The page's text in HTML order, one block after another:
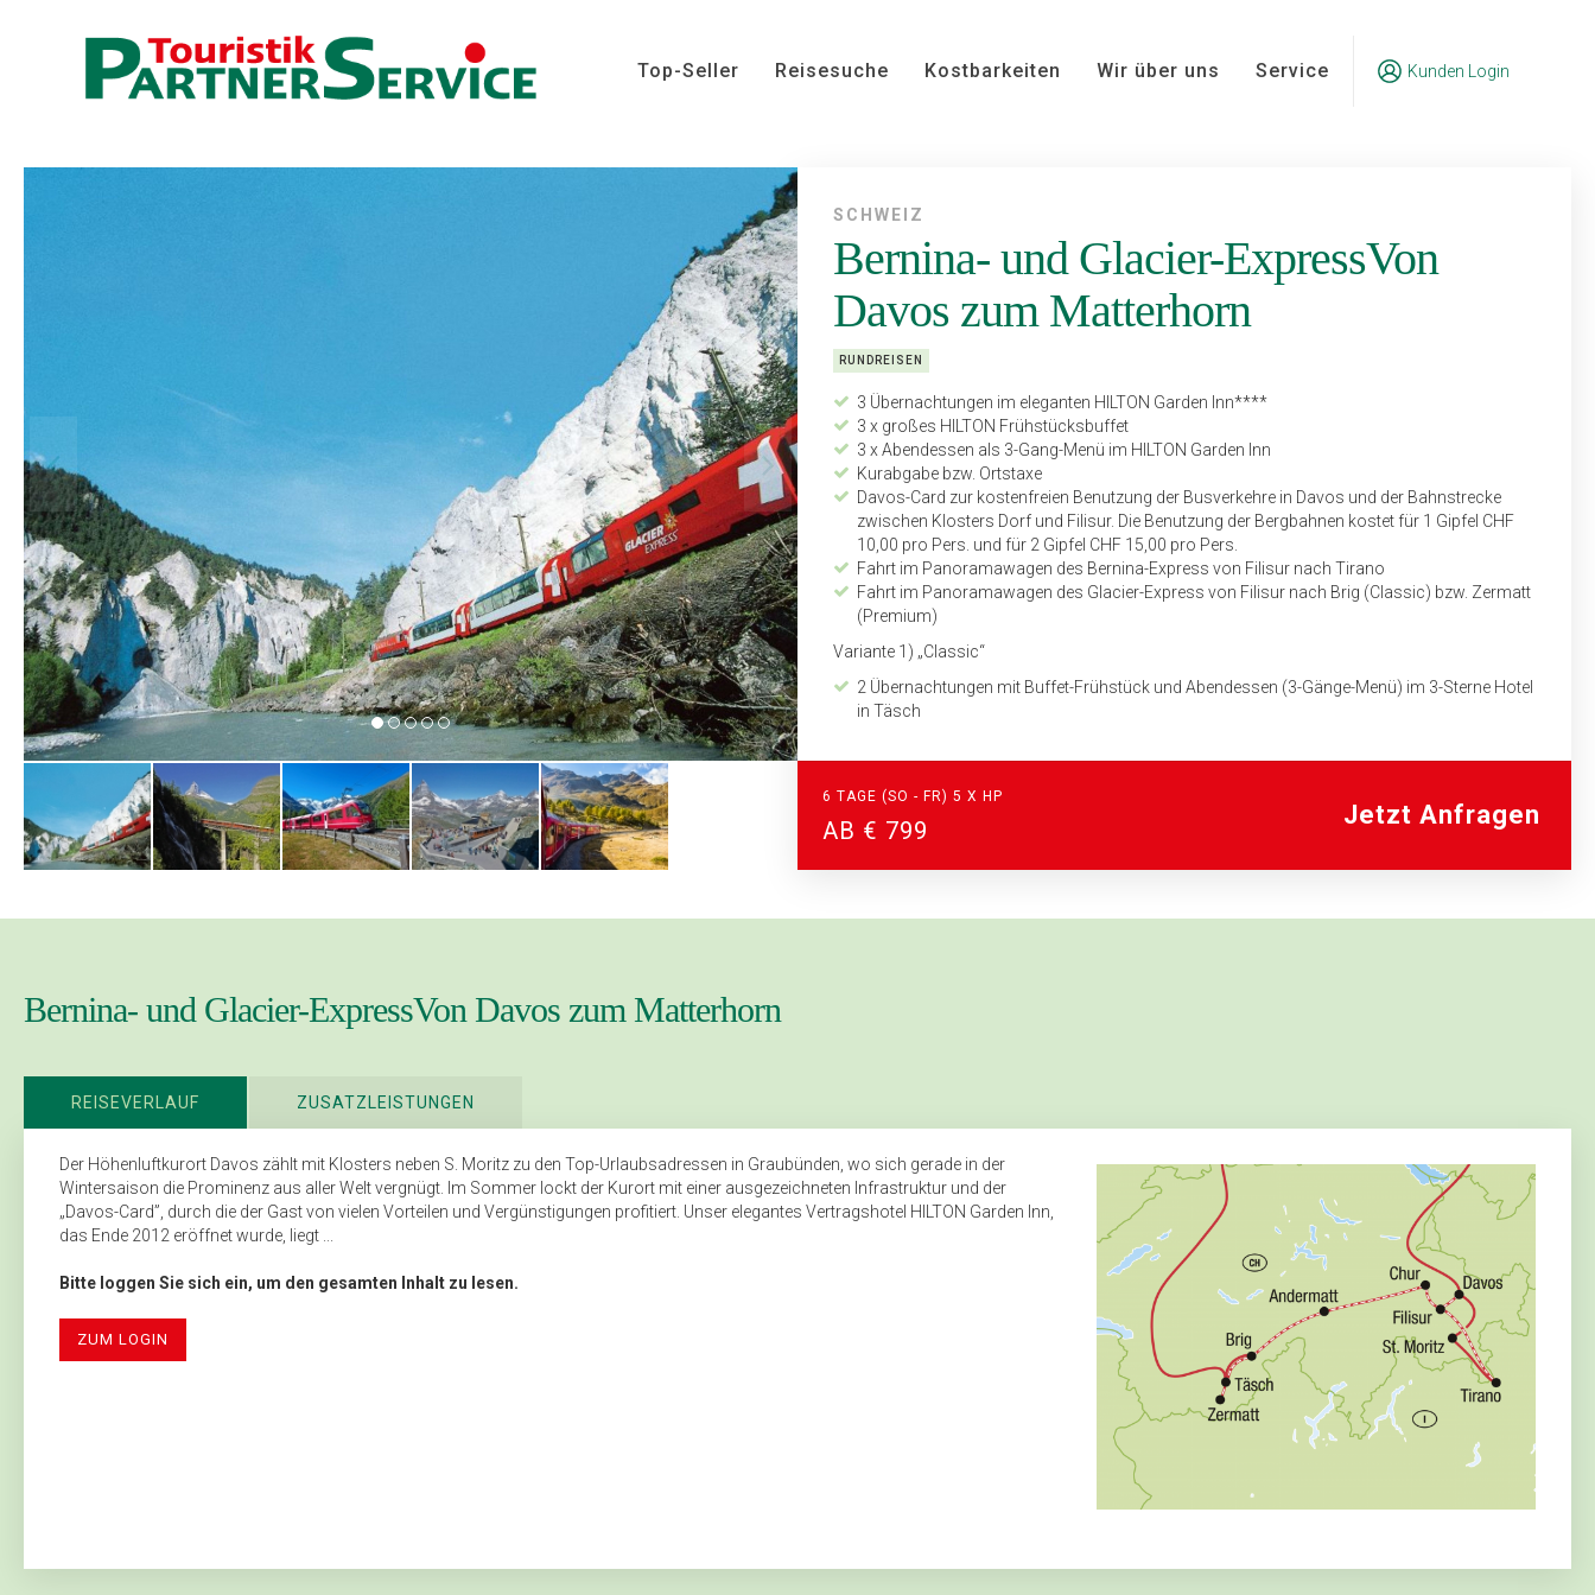
Top-Seller Reisesuche Kostbarkeiten Wir über uns Service Kunden Login
SCHWEIZ
Bernina- und Glacier-ExpressVon
Davos zum Matterhorn
RUNDREISEN
3 Übernachtungen im eleganten HILTON Garden Inn****
3 x großes HILTON Frühstücksbuffet
3 x Abendessen als 3-Gang-Menü im HILTON Garden Inn
Kurabgabe bzw. Ortstaxe
Davos-Card zur kostenfreien Benutzung der Busverkehre in Davos und der Bahnstrecke
zwischen Klosters Dorf und Filisur. Die Benutzung der Bergbahnen kostet für 1 Gipfel CHF
10,00 pro Pers. und für 2 Gipfel CHF 15,00 pro Pers.
Fahrt im Panoramawagen des Bernina-Express von Filisur nach Tirano
Fahrt im Panoramawagen des Glacier-Express von Filisur nach Brig (Classic) bzw. Zermatt
(Premium)
Variante 1) „Classic“
2 Übernachtungen mit Buffet-Frühstück und Abendessen (3-Gänge-Menü) im 3-Sterne Hotel
in Täsch
2 Übernachtungen mit Buffet-Frühstück und Abendessen (4-Gänge-Menü) im 4-Sterne-
Superior Resort­hotel Alex
Zeitplan und Kilometerangaben
6 TAGE (SO - FR) 5 X HP
AB € 799
Jetzt Anfragen
Bernina- und Glacier-ExpressVon Davos zum Matterhorn
REISEVERLAUF ZUSATZLEISTUNGEN
Der Höhenluftkurort Davos zählt mit Klosters neben S. Moritz zu den Top-Urlaubsadressen in Graubünden, wo sich gerade in der
Wintersaison die Prominenz aus aller Welt vergnügt. Im Sommer lockt der Kurort mit einer ausgezeichneten Infrastruktur und der
„Davos-Card”, durch die der Gast von vielen Vorteilen und Vergünstigungen profitiert. Unser elegantes Vertragshotel HILTON Garden Inn,
das Ende 2012 eröffnet wurde, liegt ...
Bitte loggen Sie sich ein, um den gesamten Inhalt zu lesen.
ZUM LOGIN